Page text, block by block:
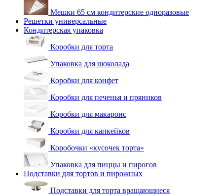
Мешки 65 см кондитерские одноразовые
Решетки универсальные
Кондитерская упаковка
Коробки для торта
Упаковка для шоколада
Коробки для конфет
Коробки для печенья и пряников
Коробки для макаронс
Коробки для капкейков
Коробочки «кусочек торта»
Упаковка для пиццы и пирогов
Подставки для тортов и пирожных
Подставки для торта вращающиеся